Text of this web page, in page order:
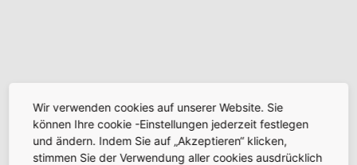
Wir verwenden cookies auf unserer Website. Sie
können Ihre cookie -Einstellungen jederzeit festlegen
und ändern. Indem Sie auf „Akzeptieren“ klicken,
stimmen Sie der Verwendung aller cookies ausdrücklich